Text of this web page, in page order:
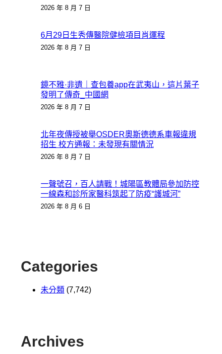
2026 年 8 月 7 日
6月29日生秀傳醫院健檢項目肖運程
2026 年 8 月 7 日
鏡不雅·非遺｜查包養app在武夷山，這片葉子
發明了傳奇_中國網
2026 年 8 月 7 日
北年夜傳授被舉OSDER奧斯德德系車報違規
招生 校方通報：未發現有關情況
2026 年 8 月 7 日
一聲號召，百人請戰！城陽區教體局參加防控
一線森和診所家醫科筑起了防疫“護城河”
2026 年 8 月 6 日
Categories
未分類 (7,742)
Archives